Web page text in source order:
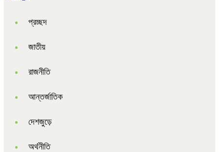
প্রচ্ছদ
জাতীয়
রাজনীতি
আন্তর্জাতিক
দেশজুড়ে
অর্থনীতি